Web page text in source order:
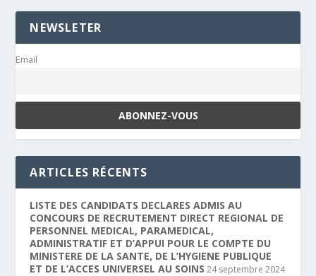
NEWSLETER
Email
ARTICLES RÉCENTS
LISTE DES CANDIDATS DECLARES ADMIS AU
CONCOURS DE RECRUTEMENT DIRECT REGIONAL DE
PERSONNEL MEDICAL, PARAMEDICAL,
ADMINISTRATIF ET D’APPUI POUR LE COMPTE DU
MINISTERE DE LA SANTE, DE L’HYGIENE PUBLIQUE
ET DE L’ACCES UNIVERSEL AU SOINS 24 septembre 2024